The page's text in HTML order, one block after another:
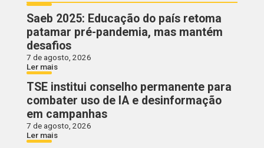
Saeb 2025: Educação do país retoma
patamar pré-pandemia, mas mantém
desafios
7 de agosto, 2026
Ler mais
TSE institui conselho permanente para
combater uso de IA e desinformação
em campanhas
7 de agosto, 2026
Ler mais